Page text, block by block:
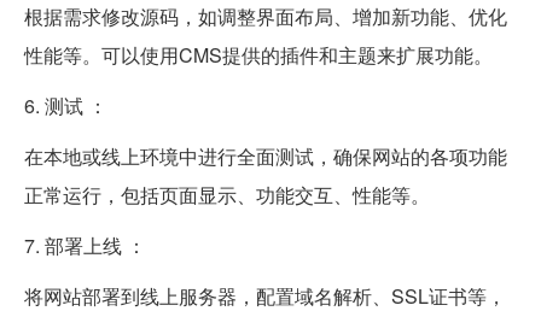
根据需求修改源码，如调整界面布局、增加新功能、优化
性能等。可以使用CMS提供的插件和主题来扩展功能。
6. 测试 ：
在本地或线上环境中进行全面测试，确保网站的各项功能
正常运行，包括页面显示、功能交互、性能等。
7. 部署上线 ：
将网站部署到线上服务器，配置域名解析、SSL证书等，